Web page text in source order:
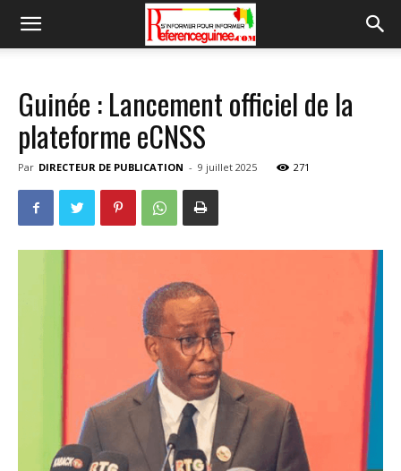
Guinée : Lancement officiel de la
plateforme eCNSS
Par DIRECTEUR DE PUBLICATION - 9 juillet 2025 271